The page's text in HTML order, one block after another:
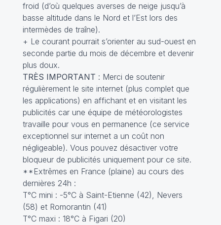
froid (d’où quelques averses de neige jusqu’à
basse altitude dans le Nord et l’Est lors des
intermèdes de traîne).
+ Le courant pourrait s’orienter au sud-ouest en
seconde partie du mois de décembre et devenir
plus doux.
TRÈS IMPORTANT : Merci de soutenir
régulièrement le site internet (plus complet que
les applications) en affichant et en visitant les
publicités car une équipe de météorologistes
travaille pour vous en permanence (ce service
exceptionnel sur internet a un coût non
négligeable). Vous pouvez désactiver votre
bloqueur de publicités uniquement pour ce site.
**Extrêmes en France (plaine) au cours des
dernières 24h :
T°C mini : -5°C à Saint-Etienne (42), Nevers
(58) et Romorantin (41)
T°C maxi : 18°C à Figari (20)